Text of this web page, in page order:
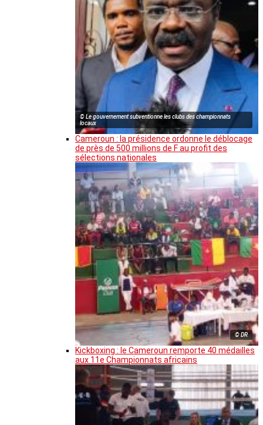
© Le gouvernement subventionne les clubs des championnats
locaux
Cameroun : la présidence ordonne le déblocage
de près de 500 millions de F au profit des
sélections nationales
© DR
Kickboxing : le Cameroun remporte 40 médailles
aux 11e Championnats africains